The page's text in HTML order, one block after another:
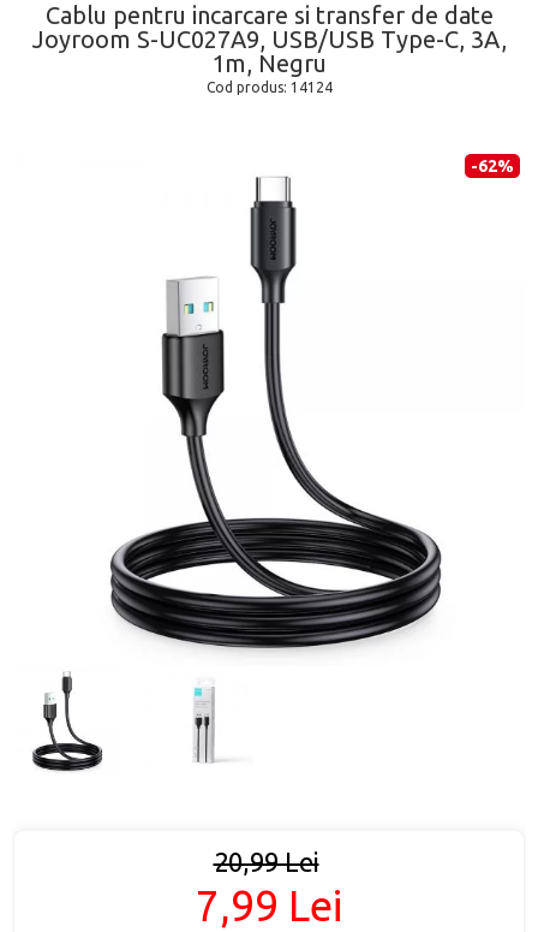
Cablu pentru incarcare si transfer de date
Joyroom S-UC027A9, USB/USB Type-C, 3A,
1m, Negru
Cod produs: 14124
-62%
20,99 Lei
7,99 Lei